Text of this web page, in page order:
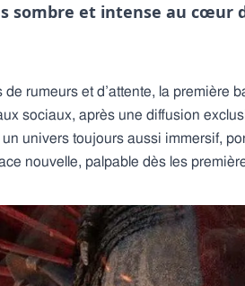
et intense au cœur
rumeurs et d’attente, la première
sociaux, après une diffusion
univers toujours aussi immersif,
nouvelle, palpable dès les